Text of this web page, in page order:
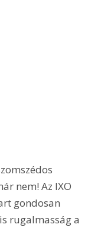
nem! Az IXO
gondosan
rugalmasság a